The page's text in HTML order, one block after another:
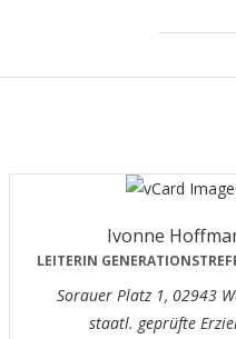
02-
Ivonne
LEITERIN
Sorauer Platz 1, 02943
staatl. geprüfte